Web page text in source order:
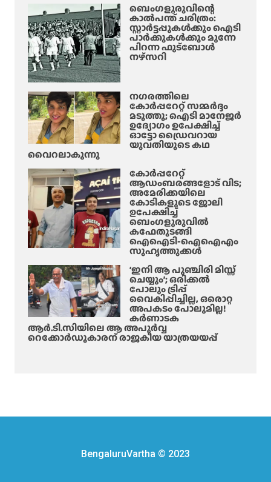
ബെംഗളൂരുവിന്റെ
കാൽപന്ത് ചരിത്രം:
സ്റ്റാർട്ടപ്പുകൾക്കും ഐടി
പാർക്കുകൾക്കും മുന്നേ
പിറന്ന ഫുട്ബോൾ
നഴ്സറി
നഗരത്തിലെ
കോർപ്പറേറ്റ് സമ്മർദ്ദം
മടുത്തു; ഐടി മാനേജർ
ഉദ്യോഗം ഉപേക്ഷിച്ച്
ഓട്ടോ ഡ്രൈവറായ
യുവതിയുടെ കഥ
വൈറലാകുന്നു
കോർപ്പറേറ്റ്
ആഡംബരങ്ങളോട് വിട;
അമേരിക്കയിലെ
കോടികളുടെ ജോലി
ഉപേക്ഷിച്ച്
ബെംഗളൂരുവിൽ
കഫേതുടങ്ങി
ഐഐടി-ഐഐഎം
സുഹൃത്തുക്കൾ
‘ഇനി ആ പുഞ്ചിരി മിസ്സ്
ചെയ്യും’; ഒരിക്കൽ
പോലും ട്രിപ്പ്
വൈകിപ്പിച്ചില്ല, ഒരൊറ്റ
അപകടം പോലുമില്ല!
കർണാടക
ആർ.ടി.സിയിലെ ആ അപൂർവ്വ
റെക്കോർഡുകാരന് രാജകീയ യാത്രയയപ്പ്
BengaluruVartha © 2023